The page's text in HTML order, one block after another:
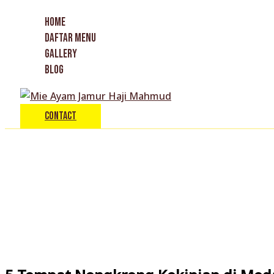
HOME
DAFTAR MENU
GALLERY
BLOG
Contact